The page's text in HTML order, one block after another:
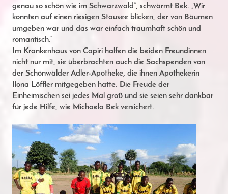
genau so schön wie im Schwarzwald“, schwärmt Bek. „Wir
konnten auf einen riesigen Stausee blicken, der von Bäumen
umgeben war und das war einfach traumhaft schön und
romantisch.“
Im Krankenhaus von Capiri halfen die beiden Freundinnen
nicht nur mit, sie überbrachten auch die Sachspenden von
der Schönwälder Adler-Apotheke, die ihnen Apothekerin
Ilona Löffler mitgegeben hatte. Die Freude der
Einheimischen sei jedes Mal groß und sie seien sehr dankbar
für jede Hilfe, wie Michaela Bek versichert.